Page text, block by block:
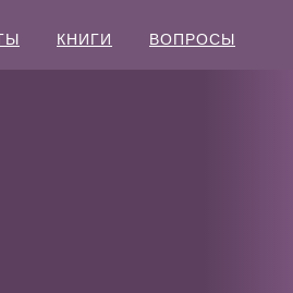
КНИГИ ВОПРОСЫ